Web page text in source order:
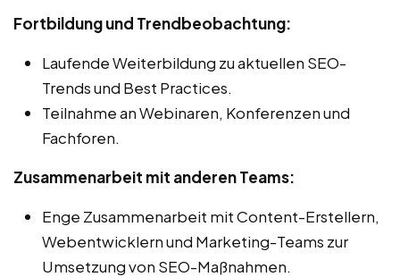
Fortbildung und Trendbeobachtung:
Laufende Weiterbildung zu aktuellen SEO-
Trends und Best Practices.
Teilnahme an Webinaren, Konferenzen und
Fachforen.
Zusammenarbeit mit anderen Teams:
Enge Zusammenarbeit mit Content-Erstellern,
Webentwicklern und Marketing-Teams zur
Umsetzung von SEO-Maßnahmen.